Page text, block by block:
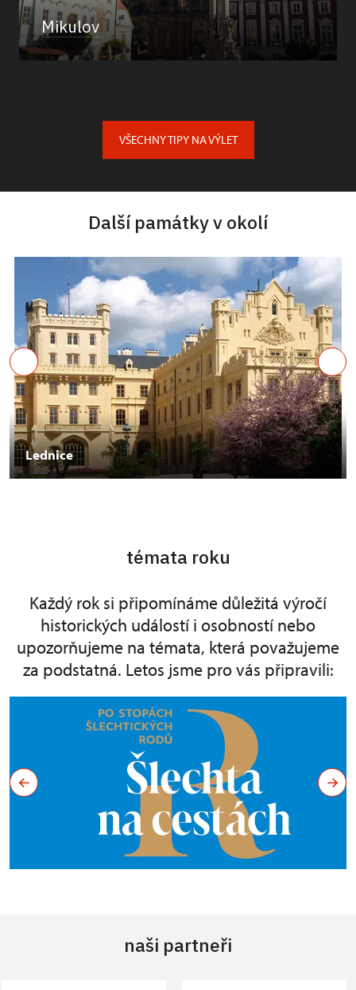
Mikulov
VŠECHNY TIPY NA VÝLET
Další památky v okolí
Lednice
témata roku
Každý rok si připomínáme důležitá výročí
historických událostí i osobností nebo
upozorňujeme na témata, která považujeme
za podstatná. Letos jsme pro vás připravili:
naši partneři